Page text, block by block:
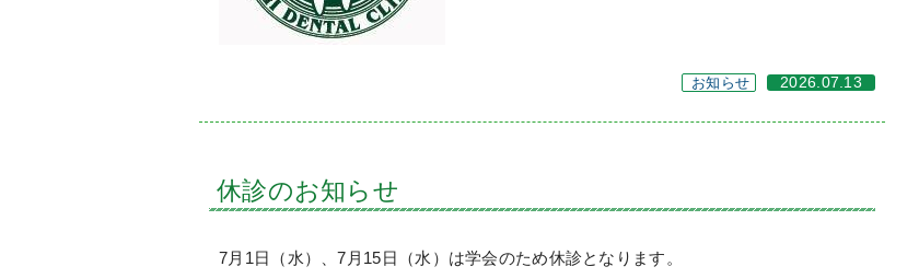
お知らせ 2026.07.13
休診のお知らせ
7月1日（水）、7月15日（水）は学会のため休診となります。